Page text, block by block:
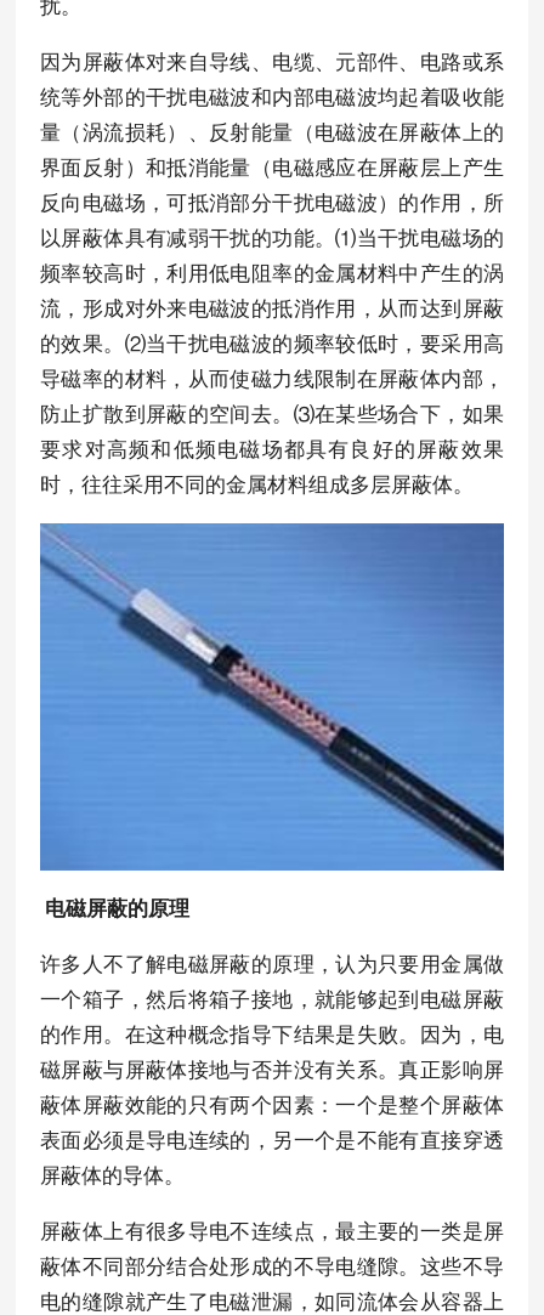
扰。
因为屏蔽体对来自导线、电缆、元部件、电路或系
统等外部的干扰电磁波和内部电磁波均起着吸收能
量（涡流损耗）、反射能量（电磁波在屏蔽体上的
界面反射）和抵消能量（电磁感应在屏蔽层上产生
反向电磁场，可抵消部分干扰电磁波）的作用，所
以屏蔽体具有减弱干扰的功能。⑴当干扰电磁场的
频率较高时，利用低电阻率的金属材料中产生的涡
流，形成对外来电磁波的抵消作用，从而达到屏蔽
的效果。⑵当干扰电磁波的频率较低时，要采用高
导磁率的材料，从而使磁力线限制在屏蔽体内部，
防止扩散到屏蔽的空间去。⑶在某些场合下，如果
要求对高频和低频电磁场都具有良好的屏蔽效果
时，往往采用不同的金属材料组成多层屏蔽体。
电磁屏蔽的原理
许多人不了解电磁屏蔽的原理，认为只要用金属做
一个箱子，然后将箱子接地，就能够起到电磁屏蔽
的作用。在这种概念指导下结果是失败。因为，电
磁屏蔽与屏蔽体接地与否并没有关系。真正影响屏
蔽体屏蔽效能的只有两个因素：一个是整个屏蔽体
表面必须是导电连续的，另一个是不能有直接穿透
屏蔽体的导体。
屏蔽体上有很多导电不连续点，最主要的一类是屏
蔽体不同部分结合处形成的不导电缝隙。这些不导
电的缝隙就产生了电磁泄漏，如同流体会从容器上